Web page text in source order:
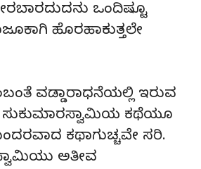
ಒಂದಿಷ್ಟೂ
ಹೊರಹಾಕುತ್ತಲೇ
ವಡ್ಡಾರಾಧನೆಯಲ್ಲಿ ಇರುವ
ಸುಕುಮಾರಸ್ವಾಮಿಯ ಕಥೆಯೂ
ಕಥಾಗುಚ್ಚವೇ ಸರಿ.
ಅತೀವ